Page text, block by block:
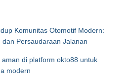
Komunitas Otomotif Modern:
Persaudaraan Jalanan
di platform okto88 untuk
modern